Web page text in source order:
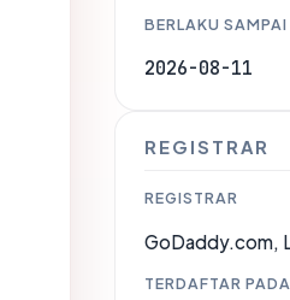
BERLAKU SAMPAI
2026-08-11
REGISTRAR
REGISTRAR
GoDaddy.com,
TERDAFTAR PADA